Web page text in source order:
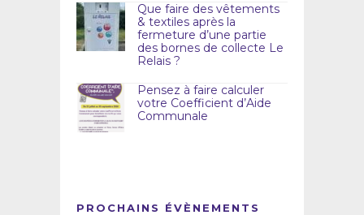
Que faire des vêtements
& textiles après la
fermeture d’une partie
des bornes de collecte Le
Relais ?
Pensez à faire calculer
votre Coefficient d’Aide
Communale
PROCHAINS ÉVÈNEMENTS